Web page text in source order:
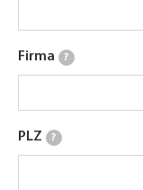
Firma ?
PLZ ?